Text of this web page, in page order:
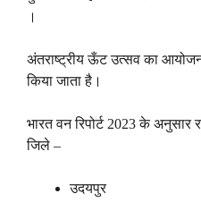
।
अंतराष्ट्रीय ऊँट उत्सव का आयोजन
किया जाता है।
भारत वन रिपोर्ट 2023 के अनुसार
जिले –
उदयपुर